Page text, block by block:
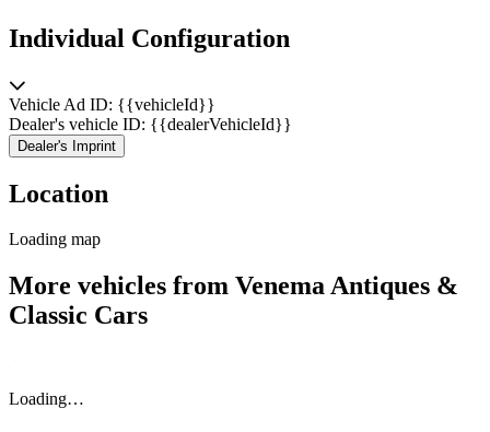
Individual Configuration
Vehicle Ad ID: {{vehicleId}}
Dealer's vehicle ID: {{dealerVehicleId}}
Dealer's Imprint
Location
Loading map
More vehicles from Venema Antiques &
Classic Cars
Loading…